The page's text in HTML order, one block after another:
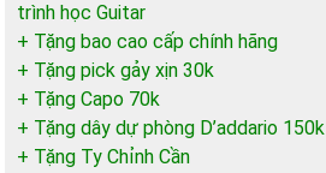
trình học Guitar
+ Tặng bao cao cấp chính hãng
+ Tặng pick gảy xịn 30k
+ Tặng Capo 70k
+ Tặng dây dự phòng D’addario 150k
+ Tặng Ty Chỉnh Cần